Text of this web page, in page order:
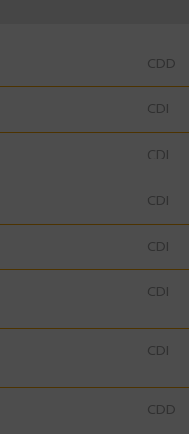
CDD
CDI
CDI
CDI
CDI
CDI
CDI
CDD